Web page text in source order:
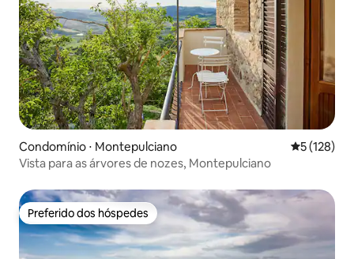
Condomínio ⋅ Montepulciano 5 de uma
5 (128)
Vista para as árvores de nozes, Montepulciano
Preferido dos hóspedes
Preferido dos hóspedes